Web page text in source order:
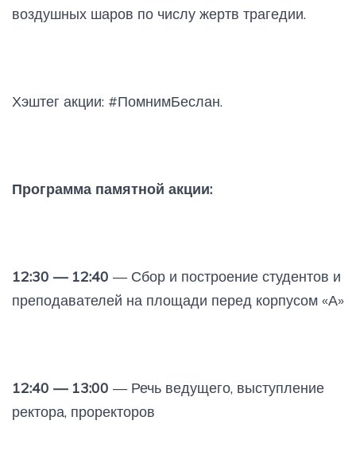
воздушных шаров по числу жертв трагедии.
Хэштег акции: #ПомнимБеслан.
Программа памятной акции:
12:30 — 12:40 — Сбор и построение студентов и
преподавателей на площади перед корпусом «А»
12:40 — 13:00 — Речь ведущего, выступление
ректора, проректоров